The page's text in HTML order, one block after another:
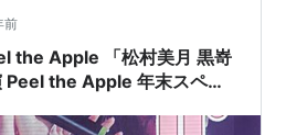
ライヴはどうだったかという
しさ。この…
前
the Apple 「松村美月 黒嵜
Peel the Apple 年末スペシ